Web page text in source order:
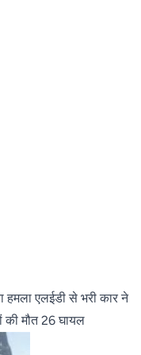
हमला एलईडी से भरी कार ने
की मौत 26 घायल